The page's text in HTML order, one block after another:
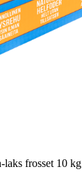
laks frosset 10 kg